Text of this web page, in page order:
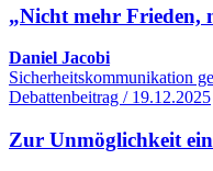
„Nicht mehr Frieden,
Daniel Jacobi
Sicherheitskommunikation
Debattenbeitrag / 19.12.2025
Zur Unmöglichkeit